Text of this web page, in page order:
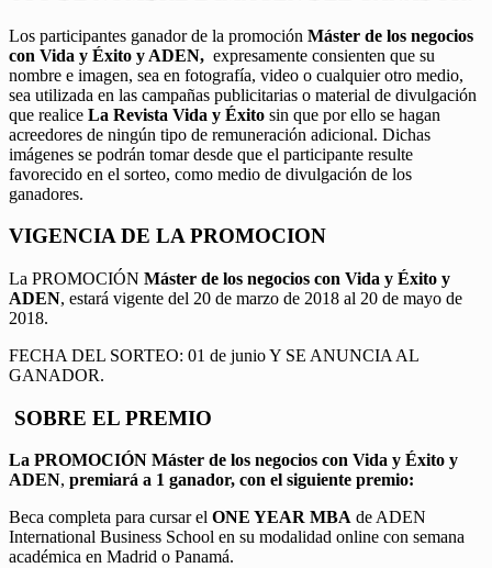
Los participantes ganador de la promoción Máster de los negocios
con Vida y Éxito y ADEN, expresamente consienten que su
nombre e imagen, sea en fotografía, video o cualquier otro medio,
sea utilizada en las campañas publicitarias o material de divulgación
que realice La Revista Vida y Éxito sin que por ello se hagan
acreedores de ningún tipo de remuneración adicional. Dichas
imágenes se podrán tomar desde que el participante resulte
favorecido en el sorteo, como medio de divulgación de los
ganadores.
VIGENCIA DE LA PROMOCION
La PROMOCIÓN Máster de los negocios con Vida y Éxito y
ADEN, estará vigente del 20 de marzo de 2018 al 20 de mayo de
2018.
FECHA DEL SORTEO: 01 de junio Y SE ANUNCIA AL
GANADOR.
SOBRE EL PREMIO
La PROMOCIÓN Máster de los negocios con Vida y Éxito y
ADEN, premiará a 1 ganador, con el siguiente premio:
Beca completa para cursar el ONE YEAR MBA de ADEN
International Business School en su modalidad online con semana
académica en Madrid o Panamá.